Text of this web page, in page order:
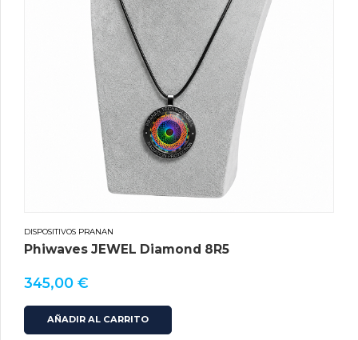
DISPOSITIVOS PRANAN
Phiwaves JEWEL Diamond 8R5
345,00 €
AÑADIR AL CARRITO